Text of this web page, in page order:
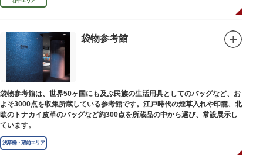
ます。
袋物参考館
袋物参考館は、世界50ヶ国にも及ぶ民族の生活用具としてのバッグなど、お
よそ3000点を収集所蔵している参考館です。江戸時代の煙草入れや印籠、北
欧のトナカイ皮革のバッグなど約300点を所蔵品の中から選び、常設展示し
ています。
浅草橋・蔵前エリア